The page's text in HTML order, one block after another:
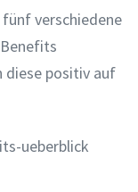
verschiedene
diese positiv auf